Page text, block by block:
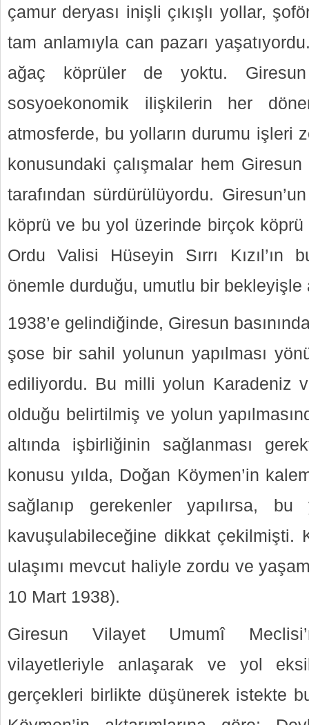
çamur deryası inişli çıkışlı yollar,
tam anlamıyla can pazarı
ağaç köprüler de yoktu.
sosyoekonomik ilişkilerin her
atmosferde, bu yolların durumu işleri
konusundaki çalışmalar hem
tarafından sürdürülüyordu.
köprü ve bu yol üzerinde birçok köprü
Ordu Valisi Hüseyin Sırrı
önemle durduğu, umutlu bir bekleyişle
1938’e gelindiğinde, Giresun
şose bir sahil yolunun yapılması
ediliyordu. Bu milli yolun Karadeniz
olduğu belirtilmiş ve yolun
altında işbirliğinin sağlanması
konusu yılda, Doğan Köymen’in
sağlanıp gerekenler yapılırsa,
kavuşulabileceğine dikkat çekilmişti.
ulaşımı mevcut haliyle zordu ve
10 Mart 1938).
Giresun Vilayet Umumî
vilayetleriyle anlaşarak ve yol
gerçekleri birlikte düşünerek istekte